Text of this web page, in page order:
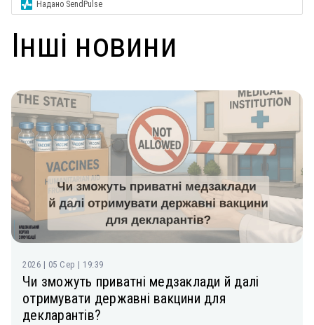
Надано SendPulse
Інші новини
2026 | 05 Сер | 19:39
Чи зможуть приватні медзаклади й далі
отримувати державні вакцини для
декларантів?